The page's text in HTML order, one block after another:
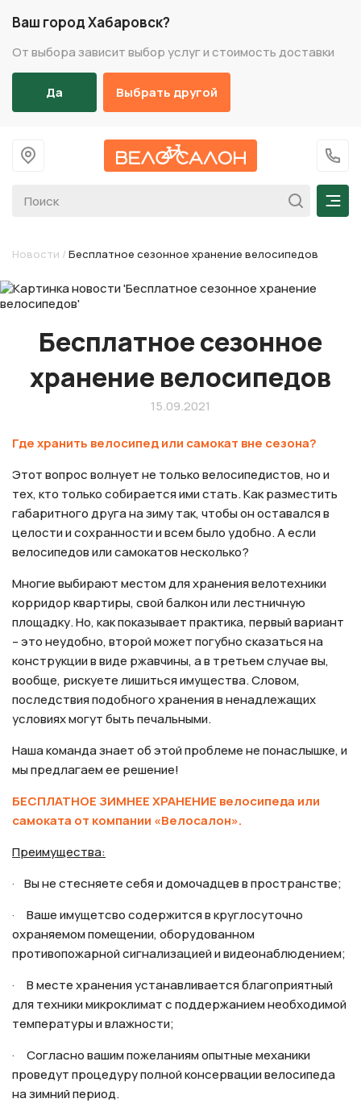
Ваш город Хабаровск?
От выбора зависит выбор услуг и стоимость доставки
Да Выбрать другой
На главную
+7
Новости / Бесплатное сезонное хранение велосипедов
Бесплатное сезонное
хранение велосипедов
15.09.2021
Где хранить велосипед или самокат вне сезона?
Этот вопрос волнует не только велосипедистов, но и
тех, кто только собирается ими стать. Как разместить
габаритного друга на зиму так, чтобы он оставался в
целости и сохранности и всем было удобно. А если
велосипедов или самокатов несколько?
Многие выбирают местом для хранения велотехники
корридор квартиры, свой балкон или лестничную
площадку. Но, как показывает практика, первый вариант
– это неудобно, второй может погубно сказаться на
конструкции в виде ржавчины, а в третьем случае вы,
вообще, рискуете лишиться имущества. Словом,
последствия подобного хранения в ненадлежащих
условиях могут быть печальными.
Наша команда знает об этой проблеме не понаслышке, и
мы предлагаем ее решение!
БЕСПЛАТНОЕ ЗИМНЕЕ ХРАНЕНИЕ велосипеда или
самоката от компании «Велосалон».
Преимущества:
· Вы не стесняете себя и домочадцев в пространстве;
· Ваше имущетсво содержится в круглосуточно
охраняемом помещении, оборудованном
противопожарной сигнализацией и видеонаблюдением;
· В месте хранения устанавливается благоприятный
для техники микроклимат с поддержанием необходимой
температуры и влажности;
· Согласно вашим пожеланиям опытные механики
проведут процедуру полной консервации велосипеда
на зимний период.